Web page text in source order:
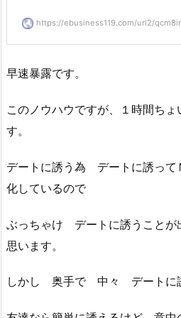
https://ebusiness119.com/url2/
早速暴露です。
このノウハウですが、１時間ちょ
す。
デートに誘う為 デートに誘って
化しているので
ぶっちゃけ デートに誘うこと
思います。
しかし 奥手で 中々 デートに